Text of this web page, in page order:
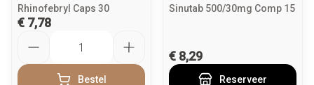
Rhinofebryl Caps 30
€ 7,78
Bestel
Sinutab 500/30mg Comp 15
€ 8,29
Reserveer